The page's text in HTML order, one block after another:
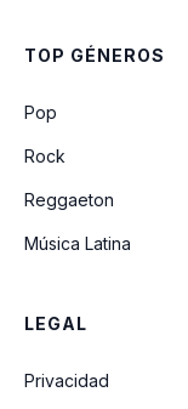
TOP GÉNEROS
Pop
Rock
Reggaeton
Música Latina
LEGAL
Privacidad